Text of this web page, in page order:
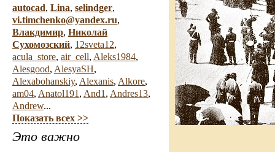
autocad, Lina, selindger,
vi.timchenko@yandex.ru,
Влакдимир, Николай
Сухомозский, 12sveta12,
acula_store, air_cell, Aleks1984,
Alesgood, AlesyaSH,
Alexabohanskiy, Alexanis, Alkore,
am04, Anatol191 , And1 , Andres13,
Andrew...
Показать всех >>
Это важно